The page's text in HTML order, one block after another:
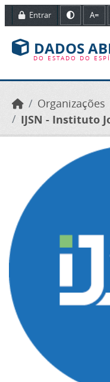
Ir para o conteúdo
Entrar A=
DADOS
DO ESTADO DO
Organizações
IJSN - Instituto